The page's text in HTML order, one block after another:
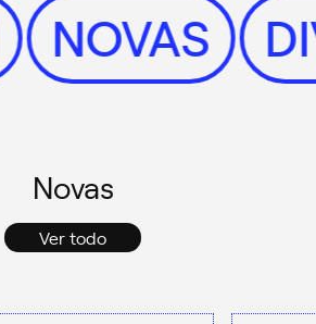
NOVAS
Novas
Ver todo